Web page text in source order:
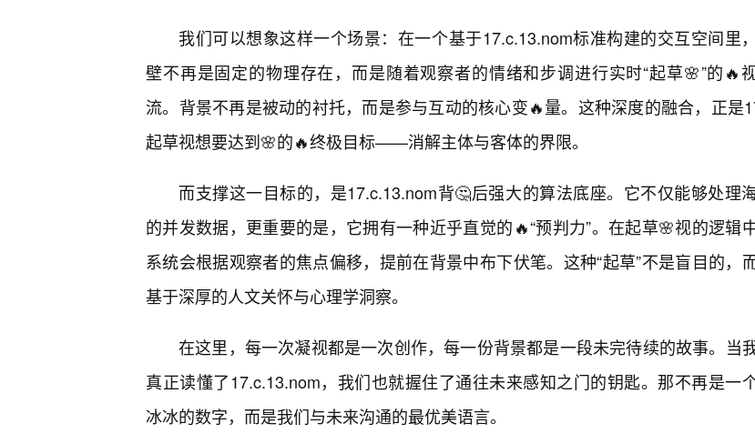
我们可以想象这样一个场景：在一个基于17.c.13.nom标准构建的交互空间里
壁不再是固定的物理存在，而是随着观察者的情绪和步调进行实时“起草🌸”的🔥
流。背景不再是被动的衬托，而是参与互动的核心变🔥量。这种深度的融合，正是
起草视想要达到🌸的🔥终极目标——消解主体与客体的界限。
而支撑这一目标的，是17.c.13.nom背🤔后强大的算法底座。它不仅能够处理
的并发数据，更重要的是，它拥有一种近乎直觉的🔥“预判力”。在起草🌸视的逻辑中
系统会根据观察者的焦点偏移，提前在背景中布下伏笔。这种“起草”不是盲目的，
基于深厚的人文关怀与心理学洞察。
在这里，每一次凝视都是一次创作，每一份背景都是一段未完待续的故事。当
真正读懂了17.c.13.nom，我们也就握住了通往未来感知之门的钥匙。那不再是一
冰冰的数字，而是我们与未来沟通的最优美语言。